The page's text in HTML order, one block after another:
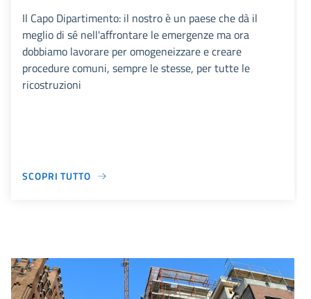
Il Capo Dipartimento: il nostro è un paese che dà il
meglio di sé nell'affrontare le emergenze ma ora
dobbiamo lavorare per omogeneizzare e creare
procedure comuni, sempre le stesse, per tutte le
ricostruzioni
SCOPRI TUTTO